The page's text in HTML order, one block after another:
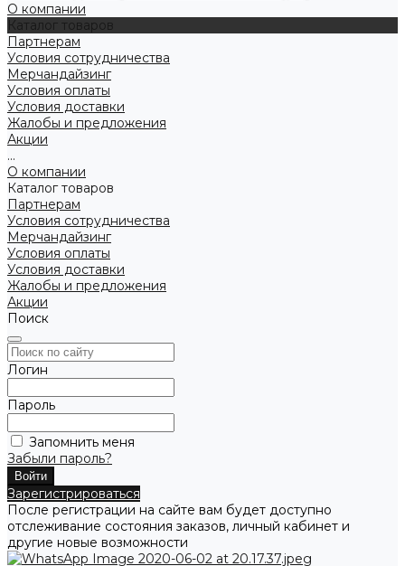
О компании
Каталог товаров
Партнерам
Условия сотрудничества
Мерчандайзинг
Условия оплаты
Условия доставки
Жалобы и предложения
Акции
...
О компании
Каталог товаров
Партнерам
Условия сотрудничества
Мерчандайзинг
Условия оплаты
Условия доставки
Жалобы и предложения
Акции
Поиск
Логин
Пароль
Запомнить меня
Забыли пароль?
Зарегистрироваться
После регистрации на сайте вам будет доступно
отслеживание состояния заказов, личный кабинет и
другие новые возможности